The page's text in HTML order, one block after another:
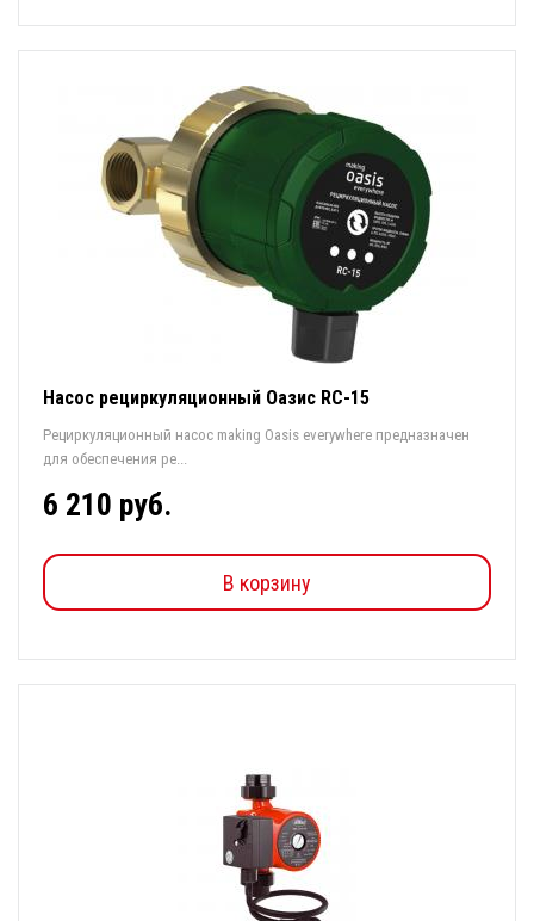
Насос рециркуляционный Оазис RC-15
Рециркуляционный насос making Oasis everywhere предназначен
для обеспечения ре...
6 210 руб.
В корзину